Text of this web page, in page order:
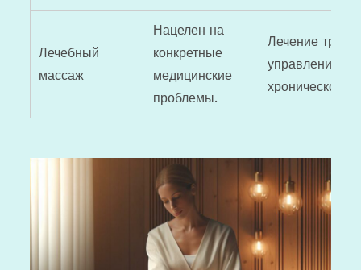
Лечебный
массаж
Нацелен на
конкретные
медицинские
проблемы.
Лечение
управление
хронической